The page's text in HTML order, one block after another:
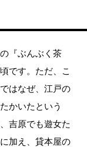
『ぶんぶく茶
です。ただ、こ
はなぜ、江戸の
かいたという
吉原でも遊女た
加え、貸本屋の